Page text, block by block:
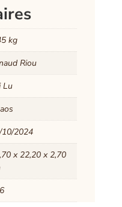
kg
Riou
Lu
10/2024
x 22,20 x 2,70